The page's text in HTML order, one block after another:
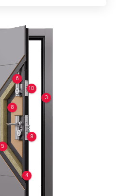
3
4
5
6
8
9
10